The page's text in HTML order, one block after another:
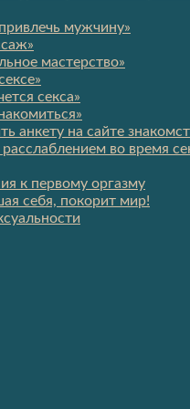
мужчину»
мастерство»
секса»
анкету на сайте
во время
к первому оргазму
себя, покорит мир!